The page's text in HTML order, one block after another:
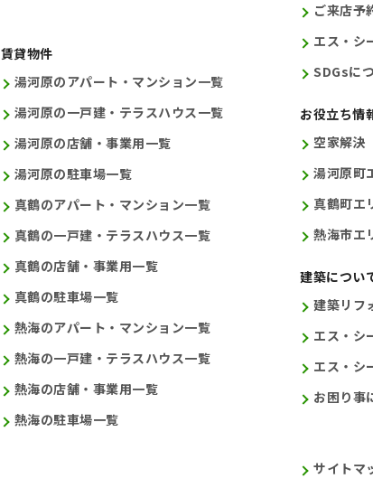
賃貸物件
湯河原のアパート・マンション一覧
湯河原の一戸建・テラスハウス一覧
湯河原の店舗・事業用一覧
湯河原の駐車場一覧
真鶴のアパート・マンション一覧
真鶴の一戸建・テラスハウス一覧
真鶴の店舗・事業用一覧
真鶴の駐車場一覧
熱海のアパート・マンション一覧
熱海の一戸建・テラスハウス一覧
熱海の店舗・事業用一覧
熱海の駐車場一覧
ご来店予
エス・
SDGsに
お役立ち情
空家解決
湯河原町
真鶴町エ
熱海市エ
建築につい
建築リフ
エス・シ
エス・シ
お困り事
サイトマ